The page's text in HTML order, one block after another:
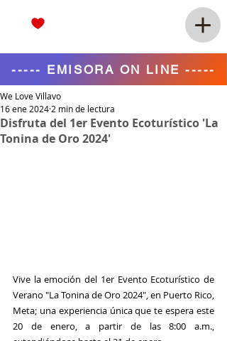
----- EMISORA ON LINE -----
Disfruta del 1er Evento Ecoturístico 'La
Tonina de Oro 2024'
We Love Villavo
16 ene 2024 2 min de lectura
Vive la emoción del 1er Evento Ecoturístico de
Verano "La Tonina de Oro 2024", en Puerto Rico,
Meta; una experiencia única que te espera este
20 de enero, a partir de las 8:00 a.m.,